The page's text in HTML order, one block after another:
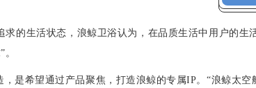
求的生活状态，浪鲸卫浴认为，在品质生活中用户的
，是希望通过产品聚焦，打造浪鲸的专属IP。“浪鲸太